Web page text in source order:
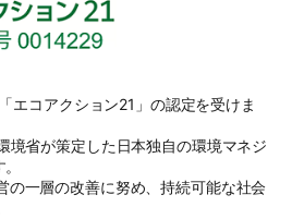
エコアクション21」の認定を受けま
境省が策定した日本独自の環境マネジ
の一層の改善に努め、持続可能な社会